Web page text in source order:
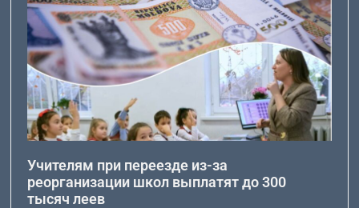
Учителям при переезде из-за
реорганизации школ выплатят до 300
тысяч леев